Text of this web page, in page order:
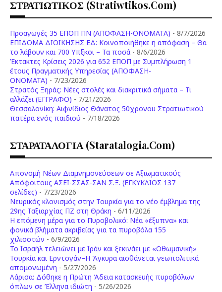
ΣΤΡΑΤΙΩΤΙΚΟΣ (stratiwtikos.com)
Προαγωγές 35 ΕΠΟΠ ΠΝ (ΑΠΟΦΑΣΗ-ΟΝΟΜΑΤΑ) - 8/7/2026
ΕΠΙΔΟΜΑ ΔΙΟΙΚΗΣΗΣ ΕΔ: Κοινοποιήθηκε η απόφαση – Θα
το λάβουν και 700 Υπξκοι – Τα ποσά - 8/6/2026
Έκτακτες Κρίσεις 2026 για 652 ΕΠΟΠ με Συμπλήρωση 1
έτους Πραγματικής Υπηρεσίας (ΑΠΟΦΑΣΗ-
ONOMATA) - 7/23/2026
Στρατός Ξηράς: Νέες στολές και διακριτικά σήματα – Τι
αλλάζει (ΕΓΓΡΑΦΟ) - 7/21/2026
Θεσσαλονίκη: Αιφνίδιος Θάνατος 50χρονου Στρατιωτικού
πατέρα ενός παιδιού - 7/18/2026
ΣΤΑΡΑΤΑΛΟΓΙΑ (staratalogia.com)
Απονομή Νέων Διαμνημονεύσεων σε Αξιωματικούς
Απόφοιτους ΑΣΕΙ-ΣΣΑΣ-ΣΑΝ Σ.Ξ. (ΕΓΚΥΚΛΙΟΣ 137
σελίδες) - 7/23/2026
Νευρικός κλονισμός στην Τουρκία για το νέο έμβλημα της
29ης Ταξιαρχίας ΠΖ στη Θράκη - 6/11/2026
Η επόμενη μέρα για το Πυροβολικό: Νέα «έξυπνα» και
φονικά βλήματα ακριβείας για τα πυροβόλα 155
χιλιοστών - 6/9/2026
Το Ισραήλ τελειώνει με Ιράν και ξεκινάει με «Οθωμανική»
Τουρκία και Ερντογάν–Η Άγκυρα αισθάνεται γεωπολιτικά
απομονωμένη - 5/27/2026
Λάρισα: Δόθηκε η Πρώτη Άδεια κατασκευής πυροβόλων
όπλων σε Έλληνα ιδιώτη - 5/26/2026